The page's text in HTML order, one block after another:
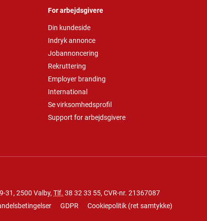
For arbejdsgivere
Din kundeside
Indryk annonce
Jobannoncering
Rekruttering
Employer branding
International
Se virksomhedsprofil
Support for arbejdsgivere
31, 2500 Valby, Tlf. 38 32 33 55, CVR-nr. 21367087
GDPR Cookiepolitik (ret samtykke)